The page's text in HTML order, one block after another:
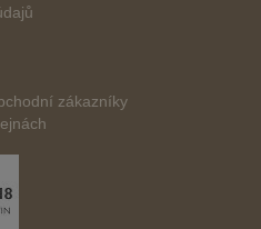
zákazníky